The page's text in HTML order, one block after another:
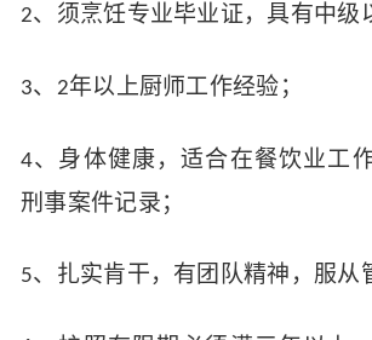
2、须烹饪专业毕业证，具有中级
3、 2年以上厨师工作经验；
4、 身体健康，适合在餐饮业工
刑事案件记录；
5、扎实肯干，有团队精神，服从